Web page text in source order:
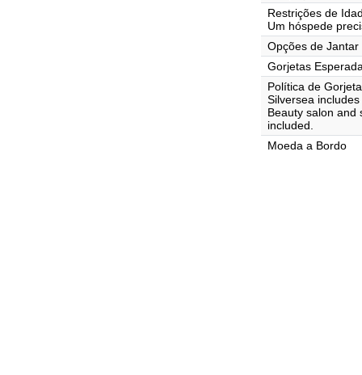
Restrições de
Um hóspede
Opções de Jantar
Gorjetas
Política de
Silversea
Beauty salon and
included.
Moeda a Bordo